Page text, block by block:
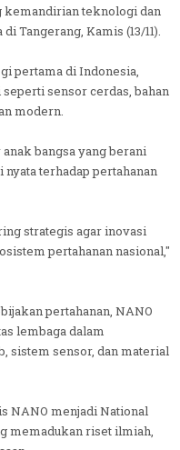
kemandirian teknologi dan
Tangerang, Kamis (13/11).
pertama di Indonesia,
sensor cerdas, bahan
modern.
bangsa yang berani
terhadap pertahanan
strategis agar inovasi
pertahanan nasional,"
pertahanan, NANO
lembaga dalam
sistem sensor, dan material
NANO menjadi National
memadukan riset ilmiah,